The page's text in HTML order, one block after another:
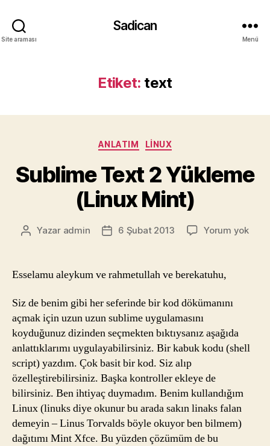
Site araması
Sadican
Menü
Etiket: text
Kategoriler
ANLATIM LINUX
Sublime Text 2 Yükleme
(Linux Mint)
Yazının
Yazar admin
Yazı6 Şubat 2013 Yorum yok
Esselamu aleykum ve rahmetullah ve berekatuhu,
Siz de benim gibi her seferinde bir kod dökümanını
açmak için uzun uzun sublime uygulamasını
koyduğunuz dizinden seçmekten bıktıysanız aşağıda
anlattıklarımı uygulayabilirsiniz. Bir kabuk kodu (shell
script) yazdım. Çok basit bir kod. Siz alıp
özelleştirebilirsiniz. Başka kontroller ekleye de
bilirsiniz. Ben ihtiyaç duymadım. Benim kullandığım
Linux (linuks diye okunur bu arada sakın linaks falan
demeyin – Linus Torvalds böyle okuyor ben bilmem)
dağıtımı Mint Xfce. Bu yüzden çözümüm de bu